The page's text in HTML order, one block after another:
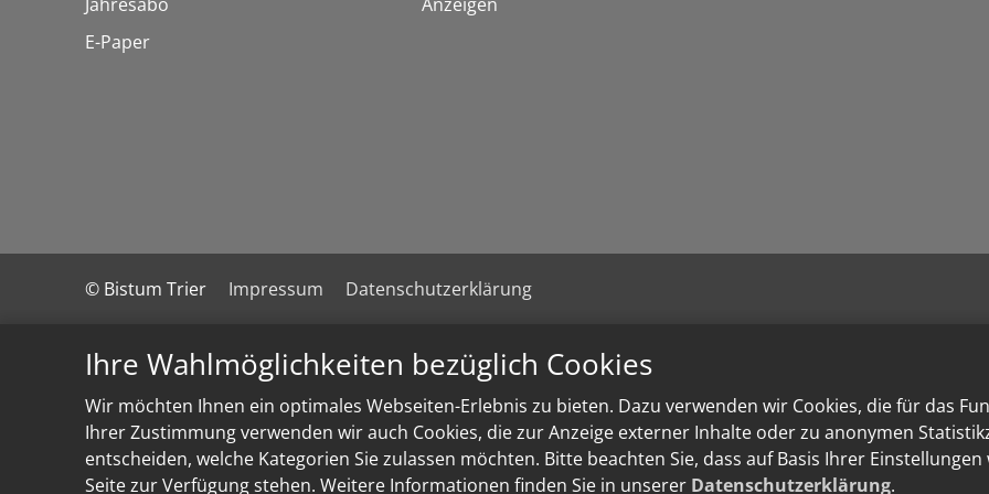
Ihre Wahlmöglichkeiten bezüglich Cookies
Wir möchten Ihnen ein optimales Webseiten-Erlebnis zu bieten. Dazu verwenden wir Cookies, die für das
Ihrer Zustimmung verwenden wir auch Cookies, die zur Anzeige externer Inhalte oder zu anonymen
entscheiden, welche Kategorien Sie zulassen möchten. Bitte beachten Sie, dass auf Basis Ihrer
Seite zur Verfügung stehen. Weitere Informationen finden Sie in unserer Datenschutzerklärung.
Jahresabo
E-Paper
Anzeigen
© Bistum Trier Impressum Datenschutzerklärung